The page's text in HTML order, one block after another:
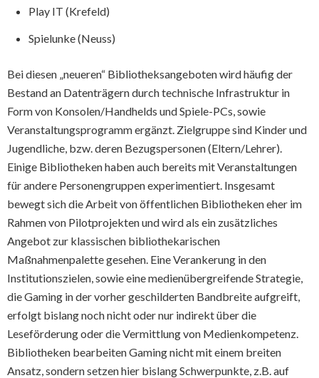
Play IT (Krefeld)
Spielunke (Neuss)
Bei diesen „neueren“ Bibliotheksangeboten wird häufig der
Bestand an Datenträgern durch technische Infrastruktur in
Form von Konsolen/Handhelds und Spiele-PCs, sowie
Veranstaltungsprogramm ergänzt. Zielgruppe sind Kinder und
Jugendliche, bzw. deren Bezugspersonen (Eltern/Lehrer).
Einige Bibliotheken haben auch bereits mit Veranstaltungen
für andere Personengruppen experimentiert. Insgesamt
bewegt sich die Arbeit von öffentlichen Bibliotheken eher im
Rahmen von Pilotprojekten und wird als ein zusätzliches
Angebot zur klassischen bibliothekarischen
Maßnahmenpalette gesehen. Eine Verankerung in den
Institutionszielen, sowie eine medienübergreifende Strategie,
die Gaming in der vorher geschilderten Bandbreite aufgreift,
erfolgt bislang noch nicht oder nur indirekt über die
Leseförderung oder die Vermittlung von Medienkompetenz.
Bibliotheken bearbeiten Gaming nicht mit einem breiten
Ansatz, sondern setzen hier bislang Schwerpunkte, z.B. auf